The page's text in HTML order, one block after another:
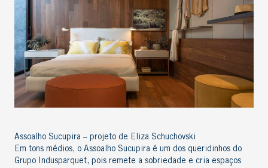
Assoalho Sucupira – projeto de Eliza Schuchovski
Em tons médios, o Assoalho Sucupira é um dos queridinhos do
Grupo Indusparquet, pois remete a sobriedade e cria espaços